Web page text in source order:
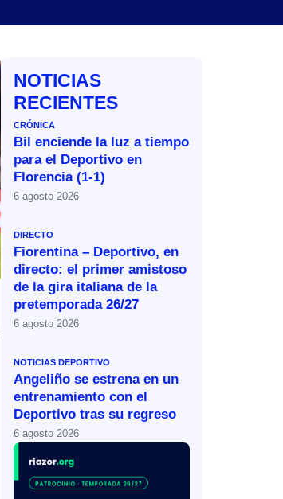
NOTICIAS
RECIENTES
CRÓNICA
Bil enciende la luz a tiempo
para el Deportivo en
Florencia (1-1)
6 agosto 2026
DIRECTO
Fiorentina – Deportivo, en
directo: el primer amistoso
de la gira italiana de la
pretemporada 26/27
6 agosto 2026
NOTICIAS DEPORTIVO
Angeliño se estrena en un
entrenamiento con el
Deportivo tras su regreso
6 agosto 2026